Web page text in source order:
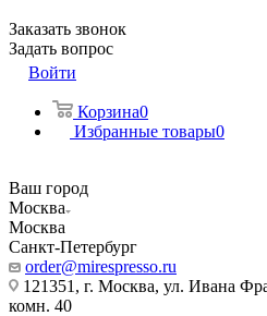
Заказать звонок
Задать вопрос
Войти
Корзина0
Избранные товары0
Ваш город
Москва
Москва
Санкт-Петербург
order@mirespresso.ru
121351, г. Москва, ул. Ивана
комн. 40